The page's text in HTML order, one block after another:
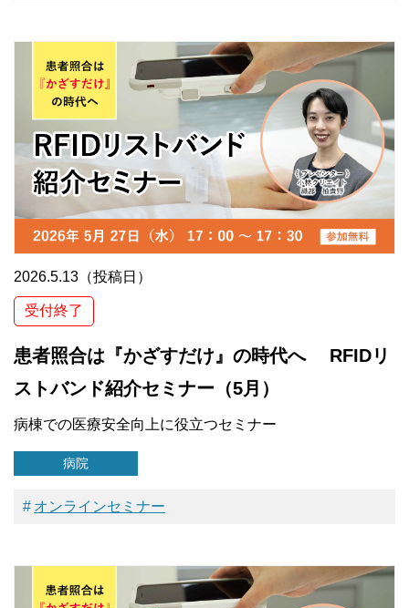
2026.5.13（投稿日）
受付終了
患者照合は『かざすだけ』の時代へ RFIDリ
ストバンド紹介セミナー（5月）
病棟での医療安全向上に役立つセミナー
病院
オンラインセミナー